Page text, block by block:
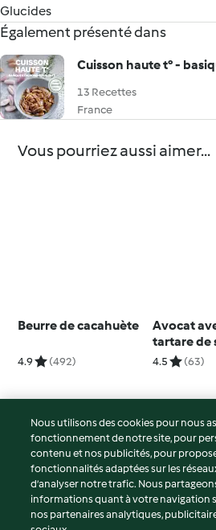
Glucides
Également présenté dans
Cuisson haute t° -
13 Recettes
France
Vous pourriez aussi aimer...
Beurre de cacahuète
4.9 (492)
Avocat
tartare de
4.5 (63)
© Copyright 2026
Conditions d'utilisation
Politique de confidentialité
Non-responsabilité
Nous utilisons des cookies pour nous
fonctionnement de notre site, pour
contenu et nos publicités, pour
fonctionnalités adaptées sur les
d’analyser notre trafic. Nous
informations quant à votre navigation
nos partenaires analytiques,